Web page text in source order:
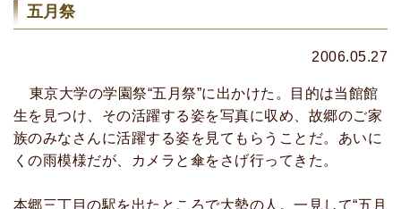
五月祭
2006.05.27
東京大学の学園祭“五月祭”に出かけた。目的は当館館
生を見つけ、その活躍する姿を写真に収め、故郷のご家
族のみなさんに活躍する姿を見てもらうことだ。あいに
くの雨模様だが、カメラと傘をさげ行ってきた。
本郷三丁目の駅を出たところで大勢の人。一見して“五月